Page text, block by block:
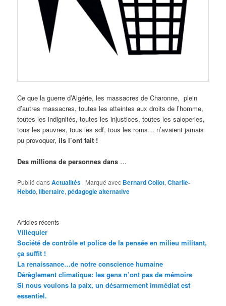
Ce que la guerre d’Algérie, les massacres de Charonne, plein
d’autres massacres, toutes les atteintes aux droits de l’homme,
toutes les indignités, toutes les injustices, toutes les saloperies,
tous les pauvres, tous les sdf, tous les roms… n’avaient jamais
pu provoquer, ils l’ont fait !
Des millions de personnes dans …
Publié dansActualités | Marqué avec Bernard Collot,Charlie-
Hebdo,libertaire,pédagogie alternative
Articles récents
Villequier
Société de contrôle et police de la pensée en milieu militant,
ça suffit !
La renaissance…de notre conscience humaine
Dérèglement climatique: les gens n’ont pas de mémoire
Si nous voulons la paix, un désarmement immédiat est
essentiel.